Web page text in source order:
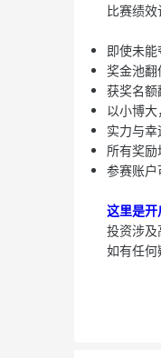
比赛绩
即使未
奖金池
获奖名
以小博
实力与
所有奖
参赛账
这里是开
投资涉及
如有任何